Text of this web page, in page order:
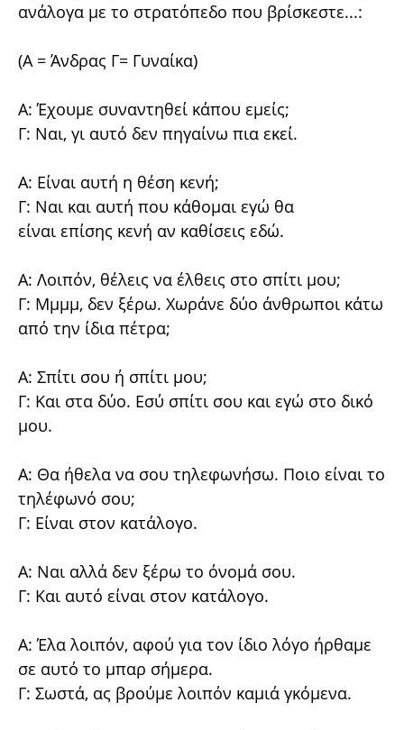
ανάλογα με το στρατόπεδο που βρίσκεστε...:
(Α = Άνδρας Γ= Γυναίκα)
A: Έχουμε συναντηθεί κάπου εμείς;
Γ: Ναι, γι αυτό δεν πηγαίνω πια εκεί.
Α: Είναι αυτή η θέση κενή;
Γ: Ναι και αυτή που κάθομαι εγώ θα
είναι επίσης κενή αν καθίσεις εδώ.
Α: Λοιπόν, θέλεις να έλθεις στο σπίτι μου;
Γ: Μμμμ, δεν ξέρω. Χωράνε δύο άνθρωποι κάτω
από την ίδια πέτρα;
A: Σπίτι σου ή σπίτι μου;
Γ: Και στα δύο. Εσύ σπίτι σου και εγώ στο δικό
μου.
Α: Θα ήθελα να σου τηλεφωνήσω. Ποιο είναι το
τηλέφωνό σου;
Γ: Είναι στον κατάλογο.
Α: Ναι αλλά δεν ξέρω το όνομά σου.
Γ: Και αυτό είναι στον κατάλογο.
Α: Έλα λοιπόν, αφού για τον ίδιο λόγο ήρθαμε
σε αυτό το μπαρ σήμερα.
Γ: Σωστά, ας βρούμε λοιπόν καμιά γκόμενα.